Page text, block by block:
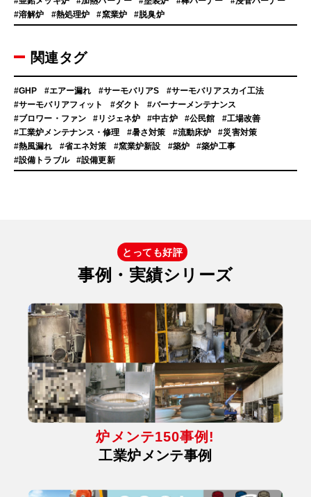
#溶解炉
#熱処理炉 #窯業炉 #脱臭炉
関連タグ
#GHP #エアー漏れ #サーモバリアS
#サーモバリアスカイ工法
#サーモバリアフィット
#ダクト
#バーナーメンテナンス
#ブロワー・ファン
#リジェネ炉 #中古炉 #公民館
#工場改善
#工業炉メンテナンス・修理
#暑さ対策 #流動床炉
#災害対策
#熱風漏れ
#省エネ対策 #窯業炉新設 #築炉
#築炉工事
#設備トラブル
#設備更新
とっても好評
事例・実績シリーズ
炉メンテ150事例!
工業炉メンテ事例